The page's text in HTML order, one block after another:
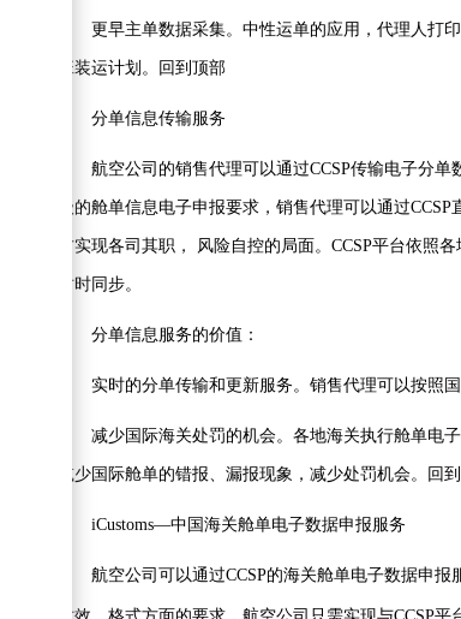
更早主单数据采集。中性运单的应用，代理人打印
班装运计划。回到顶部
分单信息传输服务
航空公司的销售代理可以通过CCSP传输电子分单
级的舱单信息电子申报要求，销售代理可以通过
方实现各司其职， 风险自控的局面。CCSP平台依照
时时同步。
分单信息服务的价值：
实时的分单传输和更新服务。销售代理可以按照国
减少国际海关处罚的机会。各地海关执行舱单电子
减少国际舱单的错报、漏报现象，减少处罚机会。回
iCustoms—中国海关舱单电子数据申报服务
航空公司可以通过CCSP的海关舱单电子数据申报